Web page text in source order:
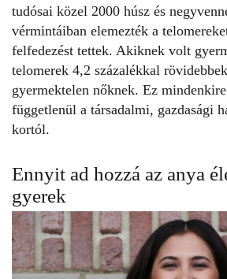
tudósai közel 2000 húsz és
vérmintáiban elemezték a
felfedezést tettek. Akiknek volt
telomerek 4,2 százalékkal
gyermektelen nőknek. Ez
függetlenül a társadalmi, gazdasági
kortól.
Ennyit ad hozzá az anya
gyerek